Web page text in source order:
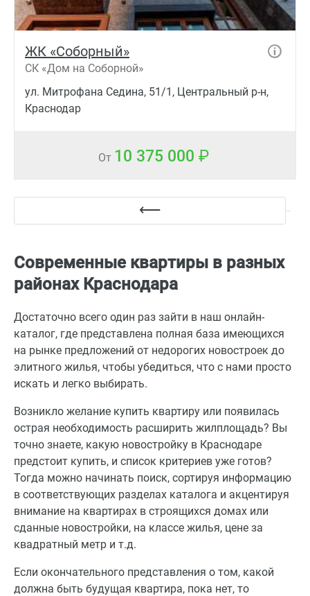
ЖК «Соборный»
СК «Дом на Соборной»
ул. Митрофана Седина, 51/1, Центральный р-н,
Краснодар
От 10 375 000
Современные квартиры в разных
районах Краснодара
Достаточно всего один раз зайти в наш онлайн-
каталог, где представлена полная база имеющихся
на рынке предложений от недорогих новостроек до
элитного жилья, чтобы убедиться, что с нами просто
искать и легко выбирать.
Возникло желание купить квартиру или появилась
острая необходимость расширить жилплощадь? Вы
точно знаете, какую новостройку в Краснодаре
предстоит купить, и список критериев уже готов?
Тогда можно начинать поиск, сортируя информацию
в соответствующих разделах каталога и акцентируя
внимание на квартирах в строящихся домах или
сданные новостройки, на классе жилья, цене за
квадратный метр и т.д.
Если окончательного представления о том, какой
должна быть будущая квартира, пока нет, то